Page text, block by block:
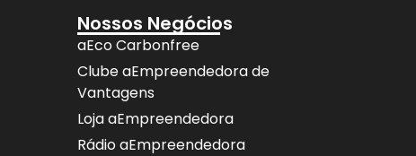
Nossos Negócios
aEco Carbonfree
Clube aEmpreendedora de
Vantagens
Loja aEmpreendedora
Rádio aEmpreendedora